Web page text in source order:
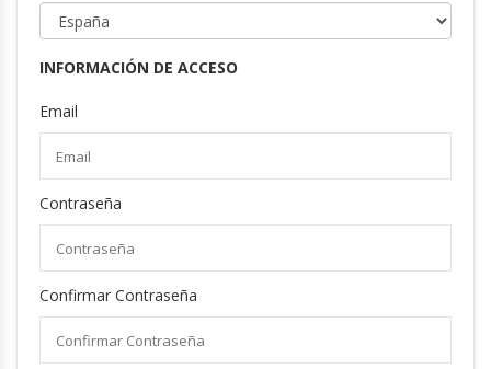
INFORMACIÓN DE ACCESO
Email
Contraseña
Confirmar Contraseña